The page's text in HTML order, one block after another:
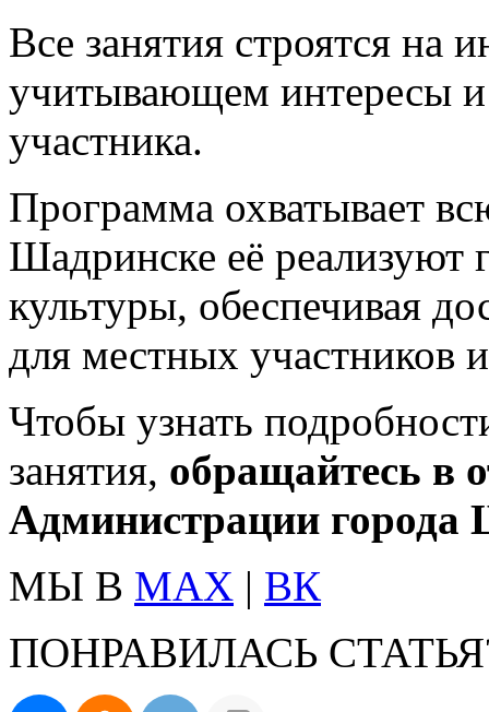
Все занятия строятся на
учитывающем интересы
участника.
Программа охватывает
Шадринске её реализуют
культуры, обеспечивая
для местных участников
Чтобы узнать
занятия, обращайтесь в
Администрации города
МЫ В MAX | ВК
ПОНРАВИЛАСЬ